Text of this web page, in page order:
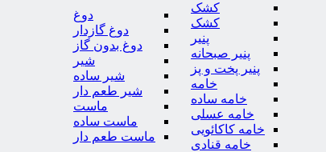
کشک
کشک
پنیر
پنیر صبحانه
پنیر پخت و پز
خامه
خامه ساده
خامه عسلی
خامه کاکائویی
خامه قنادی
دوغ
دوغ گازدار
دوغ بدون گاز
شیر
شیر ساده
شیر طعم دار
ماست
ماست ساده
ماست طعم دار